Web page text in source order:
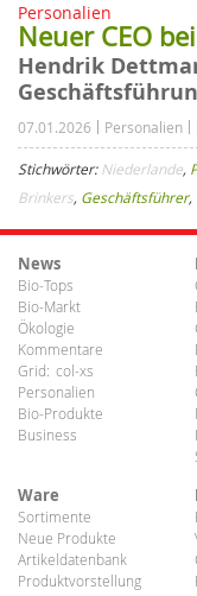
Personalien
Neuer CEO
Hendrik
07.01.2026 Personalien
Stichwörter:Niederlande,
Brinkers, Geschäftsführer,
News
Bio-Tops
Bio-Markt
Ökologie
Kommentare
Grid: col-xs
Personalien
Bio-Produkte
Business
Ware
Sortimente
Neue Produkte
Artikeldatenbank
Produktvorstellung